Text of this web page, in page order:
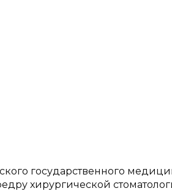
государственного
хирургической